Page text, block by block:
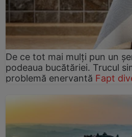
De ce tot mai mulți pun un
podeaua bucătăriei. Trucul
problemă enervantă Fapt